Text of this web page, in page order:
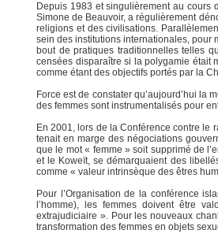
Depuis 1983 et singulièrement au cours
Simone de Beauvoir, a régulièrement
religions et des civilisations.
sein des institutions internationales, pour
bout de pratiques traditionnelles telles
censées disparaître si la polygamie était
comme étant des objectifs portés par la
Force est de constater qu’aujourd’hui
des femmes sont instrumentalisés pour
En 2001, lors de la Conférence contre le
tenait en marge des négociations
que le mot « femme » soit supprimé de
et le Koweït, se démarquaient des
comme « valeur intrinsèque des êtres
Pour l’Organisation de la conférence
l’homme), les femmes doivent être
extrajudiciaire ». Pour les nouveaux
transformation des femmes en objets